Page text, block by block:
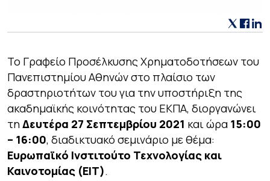
Το Γραφείο Προσέλκυσης Χρηματοδοτήσεων του
Πανεπιστημίου Αθηνών στο πλαίσιο των
δραστηριοτήτων του για την υποστήριξη της
ακαδημαϊκής κοινότητας του ΕΚΠΑ, διοργανώνει
τηΔευτέρα 27 Σεπτεμβρίου 2021 και ώρα 15:00
– 16:00, διαδικτυακό σεμινάριο με θέμα:
Ευρωπαϊκό Ινστιτούτο Τεχνολογίας και
Καινοτομίας (EIT).